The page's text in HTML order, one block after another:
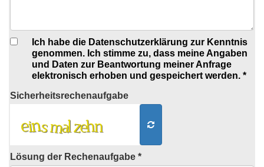
Ich habe die Datenschutzerklärung zur Kenntnis
genommen. Ich stimme zu, dass meine Angaben
und Daten zur Beantwortung meiner Anfrage
elektronisch erhoben und gespeichert werden. *
Sicherheitsrechenaufgabe
Lösung der Rechenaufgabe *